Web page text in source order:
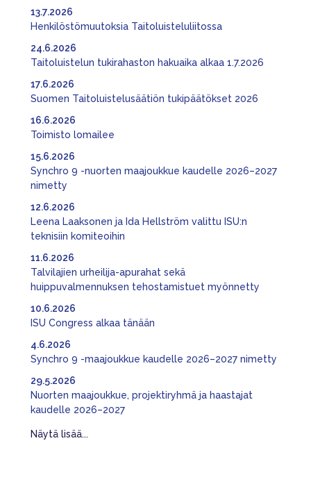
Henkilöstömuutoksia Taitoluisteluliitossa
13.7.2026
Taitoluistelun tukirahaston hakuaika alkaa 1.7.2026
24.6.2026
Suomen Taitoluistelusäätiön tukipäätökset 2026
17.6.2026
Toimisto lomailee
16.6.2026
Synchro 9 -nuorten maajoukkue kaudelle 2026–2027
nimetty
15.6.2026
Leena Laaksonen ja Ida Hellström valittu ISU:n
teknisiin komiteoihin
12.6.2026
Talvilajien urheilija-apurahat sekä
huippuvalmennuksen tehostamistuet myönnetty
11.6.2026
ISU Congress alkaa tänään
10.6.2026
Synchro 9 -maajoukkue kaudelle 2026–2027 nimetty
4.6.2026
Nuorten maajoukkue, projektiryhmä ja haastajat
kaudelle 2026–2027
29.5.2026
Näytä lisää...